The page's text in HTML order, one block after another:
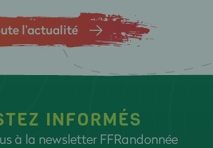
l’actualité
INFORMÉS
à la newsletter FFRandonnée